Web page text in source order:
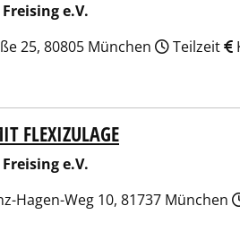
e.V.
25, 80805 München
Teilzeit
FLEXIZULAGE
e.V.
Hagen-Weg 10, 81737 München